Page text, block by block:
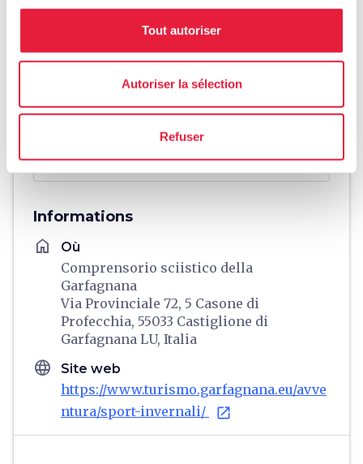
Tout autoriser
Autoriser la sélection
Refuser
Informations
home Où
Comprensorio sciistico della
Garfagnana
Via Provinciale 72, 5 Casone di
Profecchia, 55033 Castiglione di
Garfagnana LU, Italia
language Site web
https://www.turismo.garfagnana.eu/avve
ntura/sport-invernali/
open_in_new